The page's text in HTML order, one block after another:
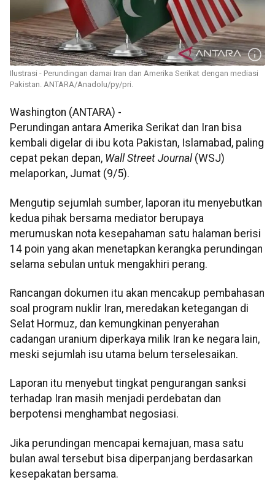
Ilustrasi - Perundingan damai Iran dan Amerika Serikat dengan mediasi
Pakistan. ANTARA/Anadolu/py/pri.
Washington (ANTARA) -
Perundingan antara Amerika Serikat dan Iran bisa
kembali digelar di ibu kota Pakistan, Islamabad, paling
cepat pekan depan, Wall Street Journal (WSJ)
melaporkan, Jumat (9/5).
Mengutip sejumlah sumber, laporan itu menyebutkan
kedua pihak bersama mediator berupaya
merumuskan nota kesepahaman satu halaman berisi
14 poin yang akan menetapkan kerangka perundingan
selama sebulan untuk mengakhiri perang.
Rancangan dokumen itu akan mencakup pembahasan
soal program nuklir Iran, meredakan ketegangan di
Selat Hormuz, dan kemungkinan penyerahan
cadangan uranium diperkaya milik Iran ke negara lain,
meski sejumlah isu utama belum terselesaikan.
Laporan itu menyebut tingkat pengurangan sanksi
terhadap Iran masih menjadi perdebatan dan
berpotensi menghambat negosiasi.
Jika perundingan mencapai kemajuan, masa satu
bulan awal tersebut bisa diperpanjang berdasarkan
kesepakatan bersama.